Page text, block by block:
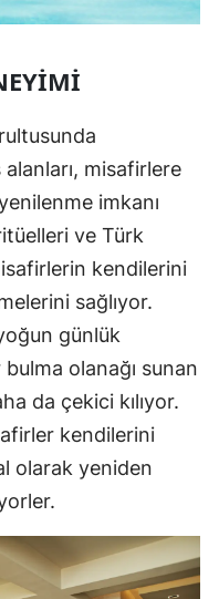
misafirlere
imkanı
ve Türk
kendilerini
sağlıyor.
günlük
olanağı sunan
da çekici kılıyor.
kendilerini
olarak yeniden